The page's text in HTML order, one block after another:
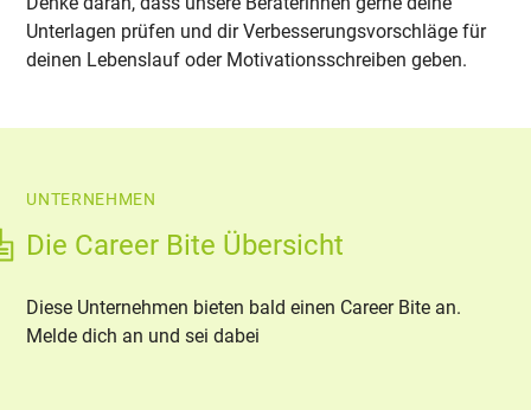
Unterlagen prüfen und dir Verbesserungsvorschläge für
deinen Lebenslauf oder Motivationsschreiben geben.
UNTERNEHMEN
Die Career Bite Übersicht
Diese Unternehmen bieten bald einen Career Bite an.
Melde dich an und sei dabei